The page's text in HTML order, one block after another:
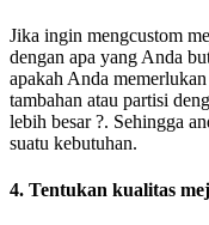
Jika ingin mengcustom
dengan apa yang Anda
apakah Anda
tambahan atau partisi
lebih besar ?. Sehingga
suatu kebutuhan.
4. Tentukan kualitas